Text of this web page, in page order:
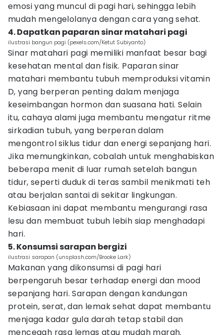
emosi yang muncul di pagi hari, sehingga lebih
mudah mengelolanya dengan cara yang sehat.
4. Dapatkan paparan sinar matahari pagi
ilustrasi bangun pagi (pexels.com/Ketut Subiyanto)
Sinar matahari pagi memiliki manfaat besar bagi
kesehatan mental dan fisik. Paparan sinar
matahari membantu tubuh memproduksi vitamin
D, yang berperan penting dalam menjaga
keseimbangan hormon dan suasana hati. Selain
itu, cahaya alami juga membantu mengatur ritme
sirkadian tubuh, yang berperan dalam
mengontrol siklus tidur dan energi sepanjang hari.
Jika memungkinkan, cobalah untuk menghabiskan
beberapa menit di luar rumah setelah bangun
tidur, seperti duduk di teras sambil menikmati teh
atau berjalan santai di sekitar lingkungan.
Kebiasaan ini dapat membantu mengurangi rasa
lesu dan membuat tubuh lebih siap menghadapi
hari.
5. Konsumsi sarapan bergizi
ilustrasi sarapan (unsplash.com/Brooke Lark)
Makanan yang dikonsumsi di pagi hari
berpengaruh besar terhadap energi dan mood
sepanjang hari. Sarapan dengan kandungan
protein, serat, dan lemak sehat dapat membantu
menjaga kadar gula darah tetap stabil dan
mencegah rasa lemas atau mudah marah.